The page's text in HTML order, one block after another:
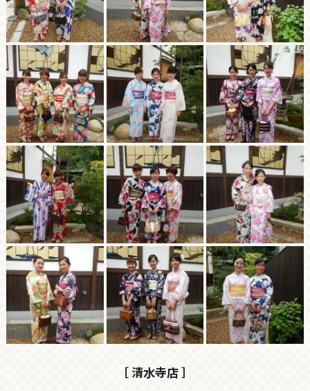
［ 清水寺店 ］